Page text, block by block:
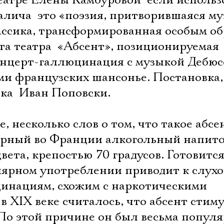
 это «поэзия, притворившаяся
трансформированная особым
театра  «Абсент», позиционируемая
галлюцинация с музыкой
французских шансонье. Постановка,
 Иван Поповски.
несколько слов о том, что такое
во Франции алкогольный
крепостью 70 градусов. Готовится
употреблении приводит к
схожим с наркотическими
веке считалось, что абсент
этой причине он был весьма